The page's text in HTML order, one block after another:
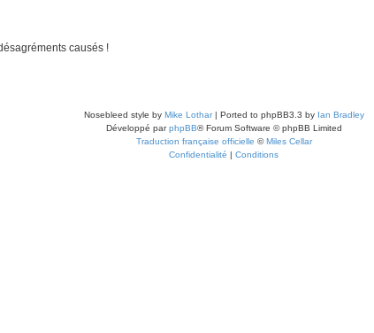
causés !
Nosebleed style by Mike Lothar| Ported to phpBB3.3 by Ian Bradley
Développé parphpBB® Forum Software © phpBB Limited
Traduction française officielle ©Miles Cellar
Confidentialité | Conditions